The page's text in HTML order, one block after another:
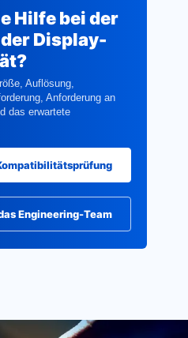
Hilfe bei der
Display-
Auflösung,
Anforderung an
das erwartete
Engineering-Team